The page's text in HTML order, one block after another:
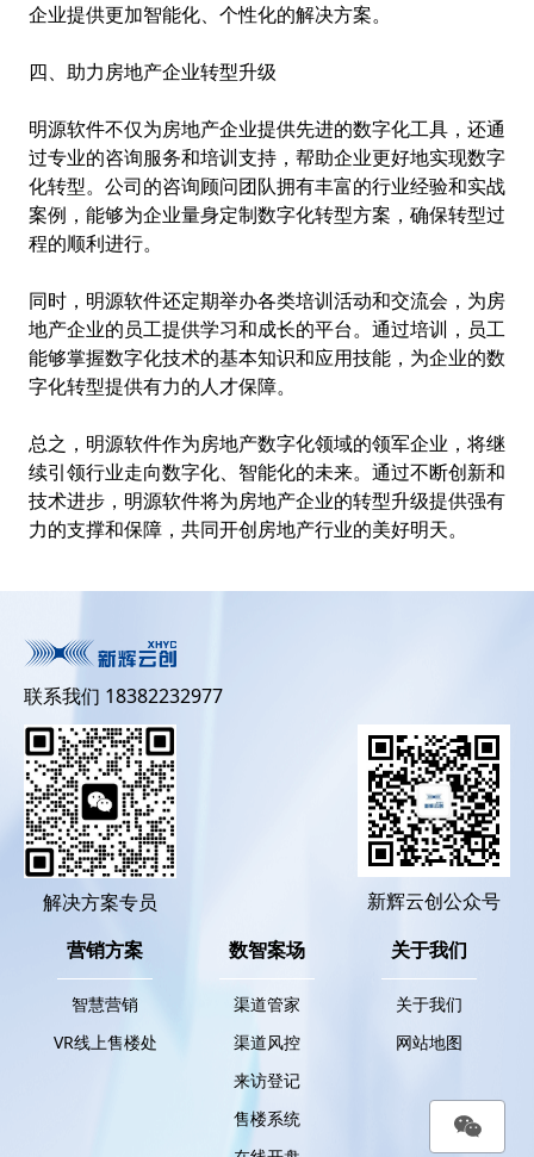
企业提供更加智能化、个性化的解决方案。
四、助力房地产企业转型升级
明源软件不仅为房地产企业提供先进的数字化工具，还通
过专业的咨询服务和培训支持，帮助企业更好地实现数字
化转型。公司的咨询顾问团队拥有丰富的行业经验和实战
案例，能够为企业量身定制数字化转型方案，确保转型过
程的顺利进行。
同时，明源软件还定期举办各类培训活动和交流会，为房
地产企业的员工提供学习和成长的平台。通过培训，员工
能够掌握数字化技术的基本知识和应用技能，为企业的数
字化转型提供有力的人才保障。
总之，明源软件作为房地产数字化领域的领军企业，将继
续引领行业走向数字化、智能化的未来。通过不断创新和
技术进步，明源软件将为房地产企业的转型升级提供强有
力的支撑和保障，共同开创房地产行业的美好明天。
联系我们 18382232977
解决方案专员
新辉云创公众号
营销方案
智慧营销
VR线上售楼处
数智案场
渠道管家
渠道风控
来访登记
售楼系统
关于我们
关于我们
网站地图